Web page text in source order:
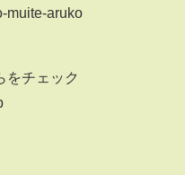
muite-aruko
をチェック